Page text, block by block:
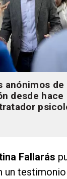
anónimos de
desde hace
Fallarás
un